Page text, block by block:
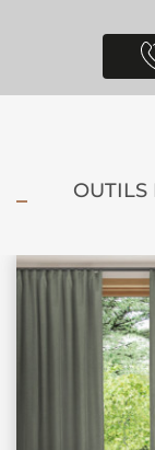
OUTILS